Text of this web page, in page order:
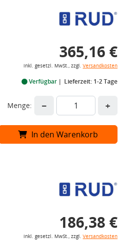
365,16 €
inkl. gesetzl. MwSt., zzgl. Versandkosten
Verfügbar Lieferzeit: 1-2 Tage
Menge: − +
In den Warenkorb
186,38 €
inkl. gesetzl. MwSt., zzgl. Versandkosten